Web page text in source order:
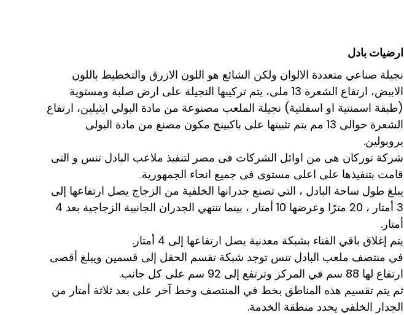
ارضيات بادل
نجيلة صناعي متعددة الالوان ولكن الشائع هو اللون الازرق والتخطيط باللون
الابيض، ارتفاع الشعرة 13 ملى، يتم تركيبها النجيلة على ارض صلبة ومستوية
(طبقة اسمنتية او اسفلتية) نجيلة الملعب مصنوعة من مادة البولي ايثيلين، ارتفاع
الشعرة حوالى 13 مم يتم تثبيتها على باكبينج مكون مصنع من مادة البولى
بروبولين.
شركة توركان هى من اوائل الشركات فى مصر لتنفيذ ملاعب البادل تنس و التى
قامت بتنفيذها على اعلى مستوى فى جميع انحاء الجمهورية.
يبلغ طول ساحة البادل ، التي تصنع جدرانها الخلفية من الزجاج يصل ارتفاعها إلى
3 أمتار ، 20 مترًا وعرضها 10 أمتار ، بينما تنتهي الجدران الجانبية الزجاجية بعد 4
أمتار.
يتم إغلاق باقي الفناء بشبكة معدنية يصل ارتفاعها إلى 4 أمتار.
في منتصف ملعب البادل تنس توجد شبكة تقسم الحقل إلى قسمين ويبلغ أقصى
ارتفاع لها 88 سم في المركز وترتفع إلى 92 سم على كل جانب.
ثم يتم تقسيم هذه المناطق بخط في المنتصف وخط آخر على بعد ثلاثة أمتار من
الجدار الخلفي يحدد منطقة الخدمة.